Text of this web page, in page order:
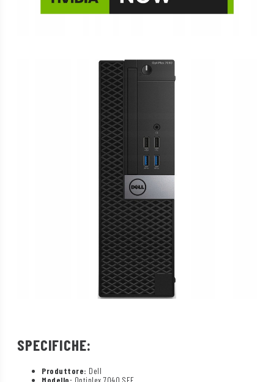
SPECIFICHE:
Produttore: Dell
Modello: Optiplex 7040 SFF